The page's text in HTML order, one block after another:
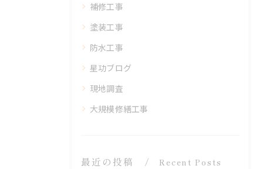
補修工事
塗装工事
防水工事
星功ブログ
現地調査
大規模修繕工事
最近の投稿 Recent Posts